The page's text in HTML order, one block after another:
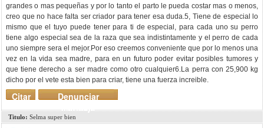
grandes o mas pequeñas y por lo tanto el parto le pueda costar mas o menos,
creo que no hace falta ser criador para tener esa duda.5, Tiene de especial lo
mismo que el tuyo puede tener para ti de especial, para cada uno su perro
tiene algo especial sea de la raza que sea indistintamente y el perro de cada
uno siempre sera el mejor.Por eso creemos conveniente que por lo menos una
vez en la vida sea madre, para en un futuro poder evitar posibles tumores y
que tiene derecho a ser madre como otro cualquier6.La perra con 25,900 kg
dicho por el vete esta bien para criar, tiene una fuerza increible.
Denunciar
mensaje
Citar
Titulo: Selma super bien